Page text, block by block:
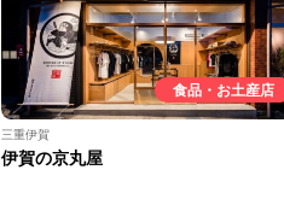
食品・お土産店
三重伊賀
伊賀の京丸屋